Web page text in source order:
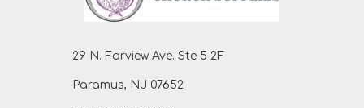
29 N. Farview Ave. Ste 5-2F
Paramus, NJ 07652